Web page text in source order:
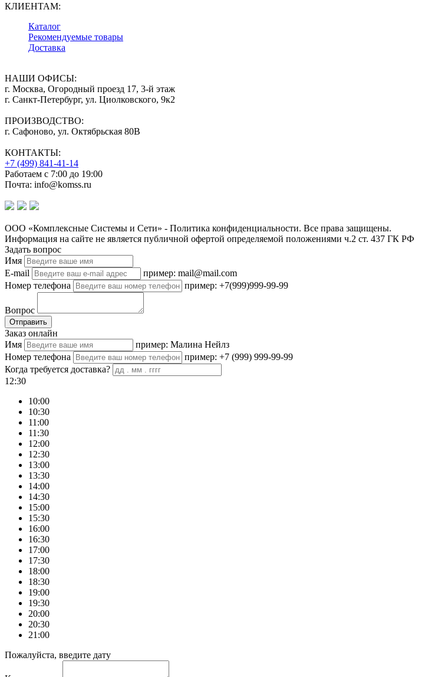
КЛИЕНТАМ:
Каталог
Рекомендуемые товары
Доставка
НАШИ ОФИСЫ:
г. Москва, Огородный проезд 17, 3-й этаж
г. Санкт-Петербург, ул. Циолковского, 9к2
ПРОИЗВОДСТВО:
г. Сафоново, ул. Октябрьская 80В
КОНТАКТЫ:
+7 (499) 841-41-14
Работаем с 7:00 до 19:00
Почта: info@komss.ru
ООО «Комплексные Системы и Сети» - Политика конфиденциальности. Все права защищены.
Информация на сайте не является публичной офертой определяемой положениями ч.2 ст. 437 ГК РФ
Задать вопрос
Имя
E-mail
пример: mail@mail.com
Номер телефона
пример: +7(999)999-99-99
Вопрос
Отправить
Заказ онлайн
Имя
пример: Малина Нейлз
Номер телефона
пример: +7 (999) 999-99-99
Когда требуется доставка?
12:30
10:00
10:30
11:00
11:30
12:00
12:30
13:00
13:30
14:00
14:30
15:00
15:30
16:00
16:30
17:00
17:30
18:00
18:30
19:00
19:30
20:00
20:30
21:00
Пожалуйста, введите дату